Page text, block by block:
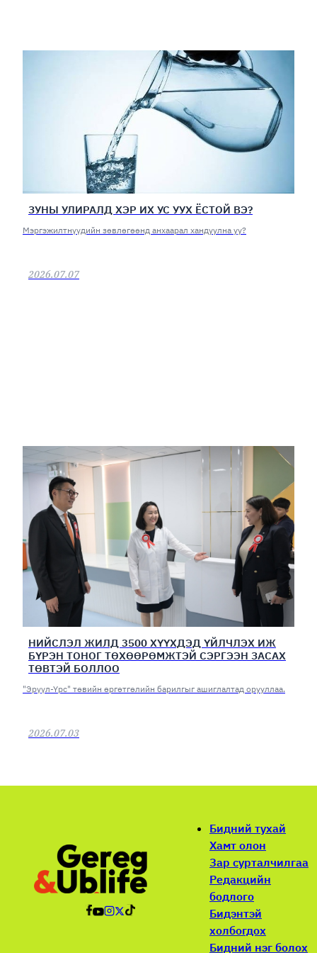
ЗУНЫ УЛИРАЛД ХЭР ИХ УС УУХ ЁСТОЙ ВЭ?
Мэргэжилтнүүдийн зөвлөгөөнд анхаарал хандуулна уу?
2026.07.07
НИЙСЛЭЛ ЖИЛД 3500 ХҮҮХДЭД ҮЙЛЧЛЭХ ИЖ
БҮРЭН ТОНОГ ТӨХӨӨРӨМЖТЭЙ СЭРГЭЭН ЗАСАХ
ТӨВТЭЙ БОЛЛОО
"Эрүүл-Үрс" төвийн өргөтгөлийн барилгыг ашиглалтад орууллаа.
2026.07.03
Бидний тухай
Хамт олон
Зар сурталчилгаа
Редакцийн
бодлого
Бидэнтэй
холбогдох
Бидний нэг болох